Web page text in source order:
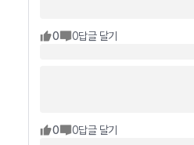
0 0답글 달기
0 0답글 달기